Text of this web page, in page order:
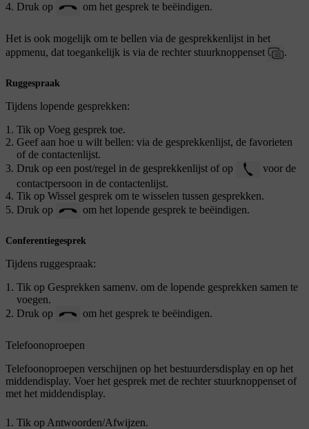
Druk op
om het gesprek te beëindigen.
Het is ook mogelijk om te bellen via de gesprekkenlijst in het
appmenu, dat toegankelijk is via de rechter stuurknoppenset
.
Ruggespraak
Tijdens lopende gesprekken:
Tik op Voeg gesprek toe.
Geef aan hoe u wilt bellen: via de gesprekkenlijst, de favorieten
of de contactenlijst.
Druk op een post/regel in de gesprekkenlijst of op
voor de
contactpersoon in de contactenlijst.
Tik op Wissel gesprek om te wisselen tussen gesprekken.
Druk op
om het lopende gesprek te beëindigen.
Conferentiegesprek
Tijdens ruggespraak:
Tik op Gesprekken samenv. om de lopende gesprekken samen te
voegen.
Druk op
om het gesprek te beëindigen.
Telefoonoproepen
Telefoonoproepen verschijnen op het bestuurdersdisplay en op het
middendisplay. Voer het gesprek met de rechter stuurknoppenset of
met het middendisplay.
Tik opAntwoorden/Afwijzen.